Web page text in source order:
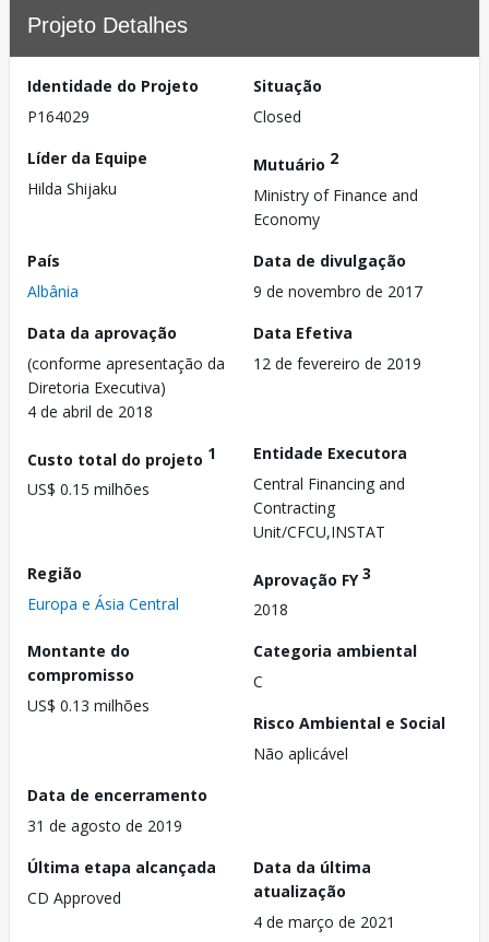
Projeto Detalhes
Identidade do Projeto
P164029
Situação
Closed
Líder da Equipe
Hilda Shijaku
Mutuário 2
Ministry of Finance and
Economy
País
Albânia
Data de divulgação
9 de novembro de 2017
Data da aprovação
(conforme apresentação da
Diretoria Executiva)
4 de abril de 2018
Data Efetiva
12 de fevereiro de 2019
Custo total do projeto 1
US$ 0.15 milhões
Entidade Executora
Central Financing and
Contracting
Unit/CFCU,INSTAT
Região
Europa e Ásia Central
Aprovação FY3
2018
Montante do
compromisso
US$ 0.13 milhões
Categoria ambiental
C
Risco Ambiental e Social
Não aplicável
Data de encerramento
31 de agosto de 2019
Última etapa alcançada
CD Approved
Data da última
atualização
4 de março de 2021